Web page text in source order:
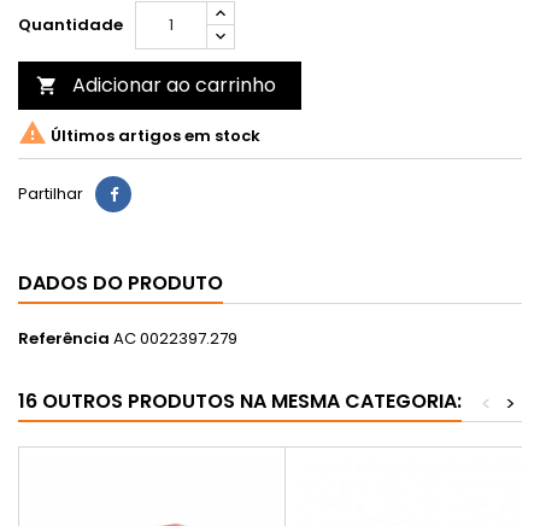
Quantidade
 Adicionar ao carrinho
 Últimos artigos em stock
Partilhar
DADOS DO PRODUTO
Referência AC 0022397.279
16 OUTROS PRODUTOS NA MESMA CATEGORIA: >
<